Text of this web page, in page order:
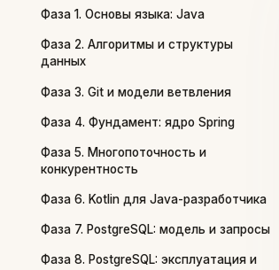
Фаза 1. Основы языка: Java
Фаза 2. Алгоритмы и структуры
данных
Фаза 3. Git и модели ветвления
Фаза 4. Фундамент: ядро Spring
Фаза 5. Многопоточность и
конкурентность
Фаза 6. Kotlin для Java-разработчика
Фаза 7. PostgreSQL: модель и запросы
Фаза 8. PostgreSQL: эксплуатация и